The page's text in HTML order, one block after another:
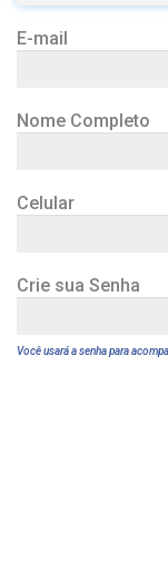
E-mail
Nome Completo
Celular
Crie sua Senha
Você usará a senha para